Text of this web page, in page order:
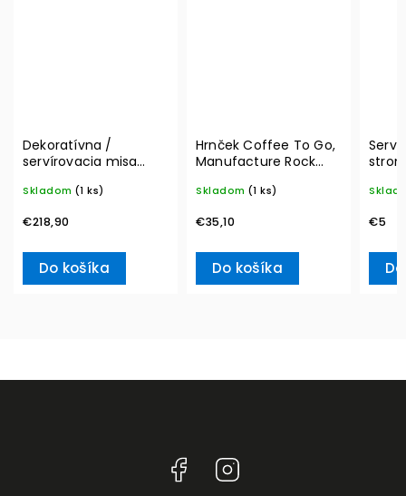
Dekoratívna /
servírovacia misa
Villeroy & Boch
Skladom (1 ks)
€218,90
Do košíka
Hrnček Coffee To Go,
Manufacture Rock
Boch
Skladom (1 ks)
€35,10
Do košíka
L–
€5
Facebook